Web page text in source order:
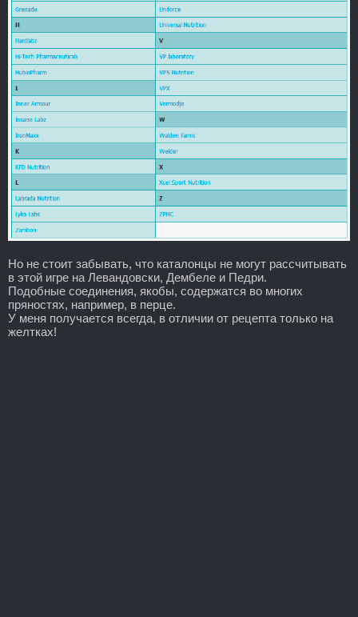
Но не стоит забывать, что каталонцы не могут рассчитывать
в этой игре на Левандовски, Дембеле и Педри.
Подобные соединения, якобы, содержатся во многих
пряностях, например, в перце.
У меня получается всегда, в отличии от рецепта только на
желтках!